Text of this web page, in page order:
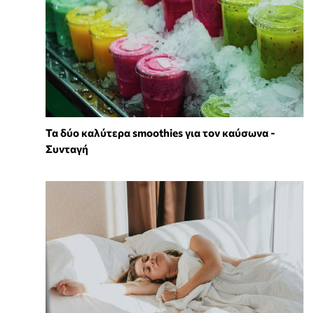
Τα δύο καλύτερα smoothies για τον καύσωνα -
Συνταγή